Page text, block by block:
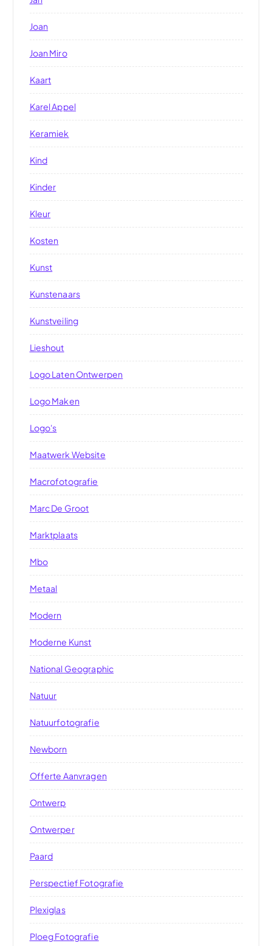
Joan
Joan Miro
Kaart
Karel Appel
Keramiek
Kind
Kinder
Kleur
Kosten
Kunst
Kunstenaars
Kunstveiling
Lieshout
Logo Laten Ontwerpen
Logo Maken
Logo's
Maatwerk Website
Macrofotografie
Marc De Groot
Marktplaats
Mbo
Metaal
Modern
Moderne Kunst
National Geographic
Natuur
Natuurfotografie
Newborn
Offerte Aanvragen
Ontwerp
Ontwerper
Paard
Perspectief Fotografie
Plexiglas
Ploeg Fotografie